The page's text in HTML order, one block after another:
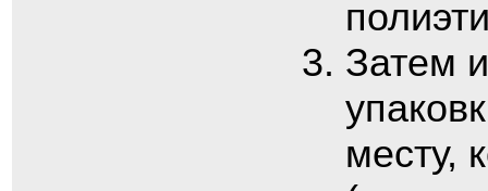
Затем
месту,